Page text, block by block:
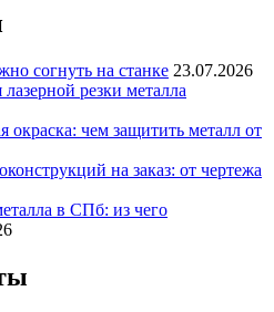
согнуть на станке 23.07.2026
резки металла
чем защитить металл от
на заказ: от чертежа
в СПб: из чего